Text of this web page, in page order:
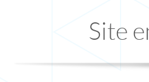
Site